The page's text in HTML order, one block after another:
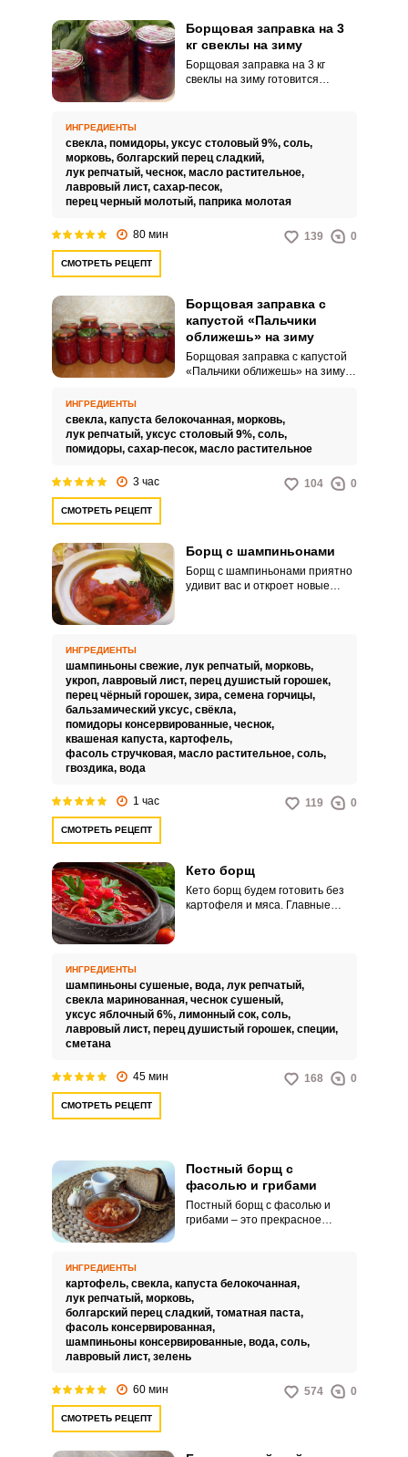
Борщовая заправка на 3
кг свеклы на зиму
Борщовая заправка на 3 кг
свеклы на зиму готовится
получается в меру кислой и
сладкой, из нее получится
отличный борщ, как постный,
так и вареный на основе
мясного бульона.
ИНГРЕДИЕНТЫ
свекла, помидоры, уксус столовый 9%, соль,
морковь, болгарский перец сладкий,
лук репчатый, чеснок, масло растительное,
лавровый лист, сахар-песок,
перец черный молотый, паприка молотая
80 мин 139 0
СМОТРЕТЬ РЕЦЕПТ
Борщовая заправка с
капустой «Пальчики
оближешь» на зиму
Борщовая заправка с капустой
«Пальчики оближешь» на зиму –
ваш обеденный стол. Капуста,
морковь, лук и специи
смешиваются в одну целостную
сочетаться с предварительно
приготовленным бульоном.
ИНГРЕДИЕНТЫ
свекла, капуста белокочанная, морковь,
лук репчатый, уксус столовый 9%, соль,
помидоры, сахар-песок, масло растительное
3 час 104 0
СМОТРЕТЬ РЕЦЕПТ
Борщ с шампиньонами
Борщ с шампиньонами приятно
удивит вас и откроет новые
подойдёт тем, кто пост
старается соблюдать.
ИНГРЕДИЕНТЫ
шампиньоны свежие, лук репчатый, морковь,
укроп, лавровый лист, перец душистый горошек,
перец чёрный горошек, зира, семена горчицы,
бальзамический уксус, свёкла,
помидоры консервированные, чеснок,
квашеная капуста, картофель,
фасоль стручковая, масло растительное, соль,
гвоздика, вода
1 час 119 0
СМОТРЕТЬ РЕЦЕПТ
Кето борщ
Кето борщ будем готовить без
картофеля и мяса. Главные
ИНГРЕДИЕНТЫ
шампиньоны сушеные, вода, лук репчатый,
свекла маринованная, чеснок сушеный,
уксус яблочный 6%, лимонный сок, соль,
лавровый лист, перец душистый горошек, специи,
сметана
45 мин 168 0
СМОТРЕТЬ РЕЦЕПТ
Постный борщ с
фасолью и грибами
Постный борщ с фасолью и
грибами – это прекрасное
полезен при проблемах с
пищеварением.
ИНГРЕДИЕНТЫ
картофель, свекла, капуста белокочанная,
лук репчатый, морковь,
болгарский перец сладкий, томатная паста,
фасоль консервированная,
шампиньоны консервированные, вода, соль,
лавровый лист, зелень
60 мин 574 0
СМОТРЕТЬ РЕЦЕПТ
Войдите
с помощью социальных сетей: